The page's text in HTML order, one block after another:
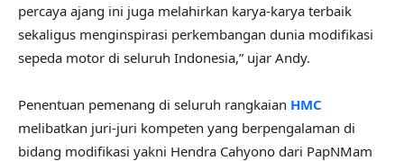
percaya ajang ini juga melahirkan karya-karya terbaik
sekaligus menginspirasi perkembangan dunia modifikasi
sepeda motor di seluruh Indonesia,” ujar Andy.
Penentuan pemenang di seluruh rangkaian HMC
melibatkan juri-juri kompeten yang berpengalaman di
bidang modifikasi yakni Hendra Cahyono dari PapNMam